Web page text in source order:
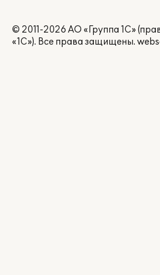
© 2011-2026 АО «Группа 1С»
«1С»). Все права защищены.